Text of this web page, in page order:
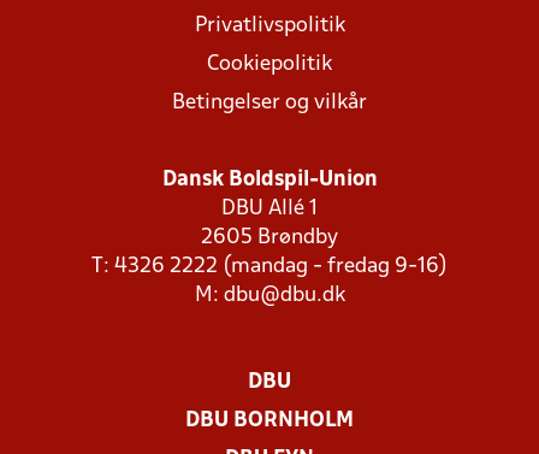
Privatlivspolitik
Cookiepolitik
Betingelser og vilkår
Dansk Boldspil-Union
DBU Allé 1
2605 Brøndby
T: 4326 2222 (mandag - fredag 9-16)
M: dbu@dbu.dk
DBU
DBU BORNHOLM